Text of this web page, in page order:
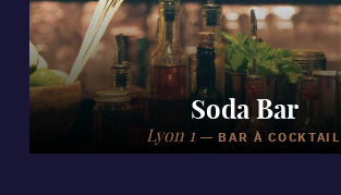
Soda Bar
Lyon 1 —BAR À COCKTAIL